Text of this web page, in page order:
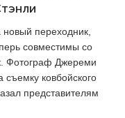
переходник,
совместимы со
Фотограф Джереми
ковбойского
представителям